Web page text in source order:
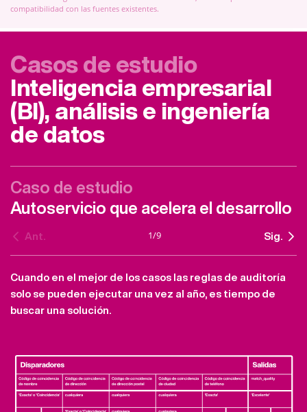
compatibilidad con las fuentes existentes.
Casos de estudio
Inteligencia empresarial
(BI), análisis e ingeniería
de datos
Caso de estudio
Autoservicio que acelera el desarrollo
Ant. 1/9 Sig.
Cuando en el mejor de los casos las reglas de auditoría
solo se pueden ejecutar una vez al año, es tiempo de
buscar una solución.